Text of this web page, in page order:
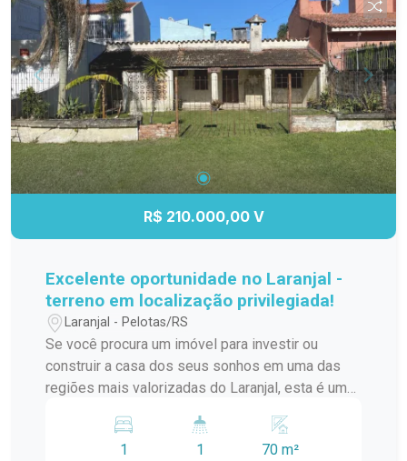
ambientes; Banheiro completo; 1 vaga de
garagem privativa, oferecendo mais segurança e
comodidade. Uma excelente opção para quem
deseja morar em um condomínio que oferece
tranquilidade, conforto e praticidade, em uma das
regiões mais valorizadas do bairro Fragata.
Agende uma visita e venha conhecer o seu
próximo lar!
R$ 210.000,00 V
Excelente oportunidade no Laranjal -
terreno em localização privilegiada!
Laranjal - Pelotas/RS
Se você procura um imóvel para investir ou
construir a casa dos seus sonhos em uma das
regiões mais valorizadas do Laranjal, esta é uma
alta, fora de zonas alagadiças, este imóvel está
em uma rua tranquila e com fácil acesso aos
1 1 70 m²